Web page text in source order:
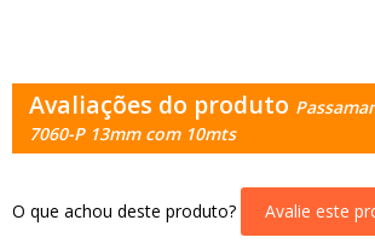
Avaliações do produto
7060-P 13mm com 10mts
O que achou deste produto? Avalie este